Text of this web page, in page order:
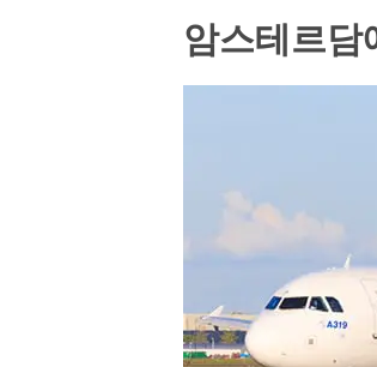
암스테르담